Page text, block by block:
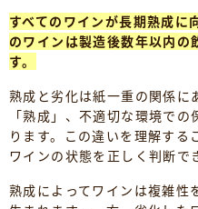
すべてのワインが長期熟成に
のワインは製造後数年以内の
す。
熟成と劣化は紙一重の関係に
「熟成」、不適切な環境で
ります。この違いを理解す
ワインの状態を正しく判断で
熟成によってワインは複雑性